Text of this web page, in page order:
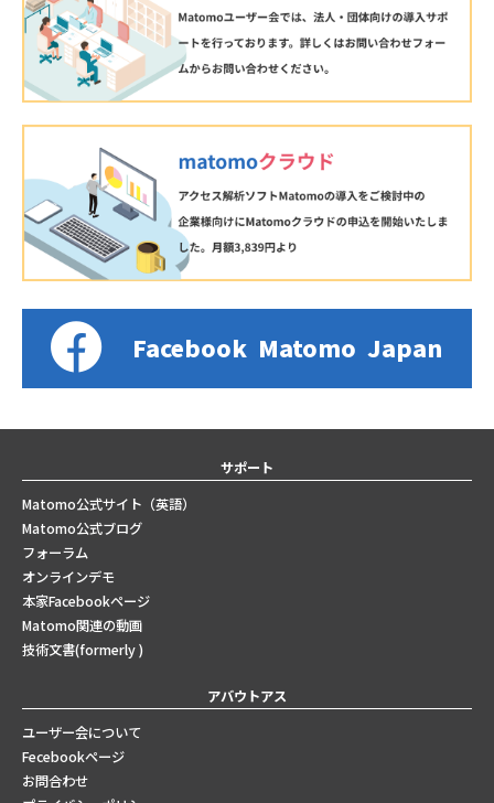
Facebook Matomo Japan
サポート
Matomo公式サイト（英語）
Matomo公式ブログ
フォーラム
オンラインデモ
本家Facebookページ
Matomo関連の動画
技術文書(formerly )
アバウトアス
ユーザー会について
Fecebookページ
お問合わせ